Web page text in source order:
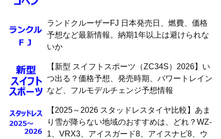
ランドクルーザーFJ 日本発売日、燃費、価格
予想など最新情報。納期1年以上は避けられな
いか
【新型 スイフトスポーツ（ZC34S）2026】い
つ出る？価格予想、発売時期、パワートレイン
など、フルモデルチェンジ予想情報
【2025～2026 スタッドレスタイヤ比較】あま
り雪が降らない地域のおすすめは、どれ？WZ-
1、VRX3、アイスガード8、アイスナビ8、ウ